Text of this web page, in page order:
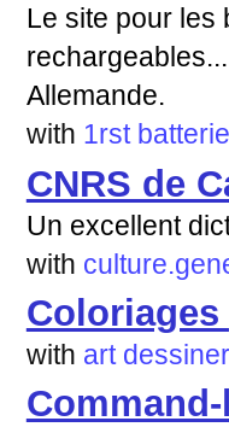
Le site pour les
Allemande.
with 1rst
CNRS de
Un excellent
with
with art dessiner